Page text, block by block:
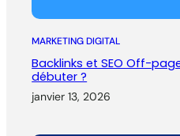
MARKETING DIGITAL
Backlinks et SEO Off-
débuter ?
janvier 13, 2026